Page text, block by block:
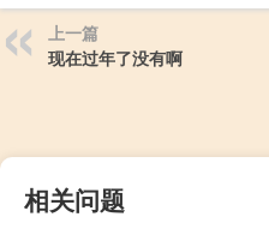
上一篇
现在过年了没有啊
相关问题